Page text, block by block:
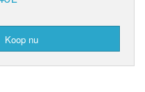
Koop nu